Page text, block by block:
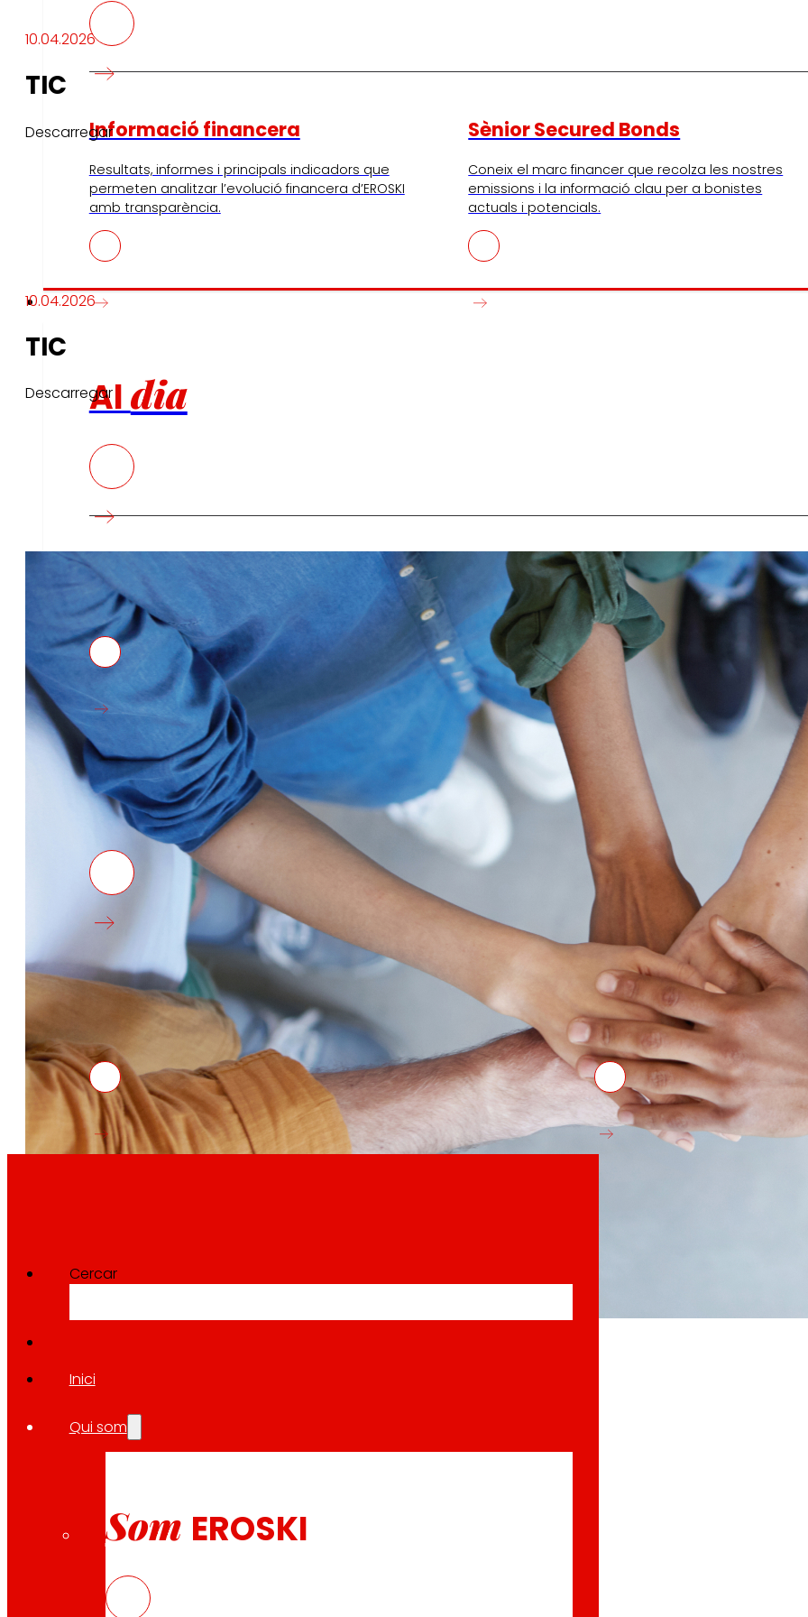
Informació financera
Resultats, informes i principals indicadors que
permeten analitzar l’evolució financera d’EROSKI
amb transparència.
Sènior Secured Bonds
Coneix el marc financer que recolza les nostres
emissions i la informació clau per a bonistes
actuals i potencials.
Premsa
Aldia
Premsa
Tota l’actualitat i els últims passos d’EROSKI al teu abast.
Innovació
Latecnologiaqueens mou
Projectes d'innovació
La l+D+i impulsa la nostra transformació, millorant l’experiència de
compra, reforçant la sostenibilitat i enfortint la nostra competitivitat.
Venture Program
De les idees a l’acció, el
de start-ups que revolucionen
Cercar
Inici
Qui som
Som EROSKI
10.04.2026
TIC
Descarregar
10.04.2026
TIC
Descarregar